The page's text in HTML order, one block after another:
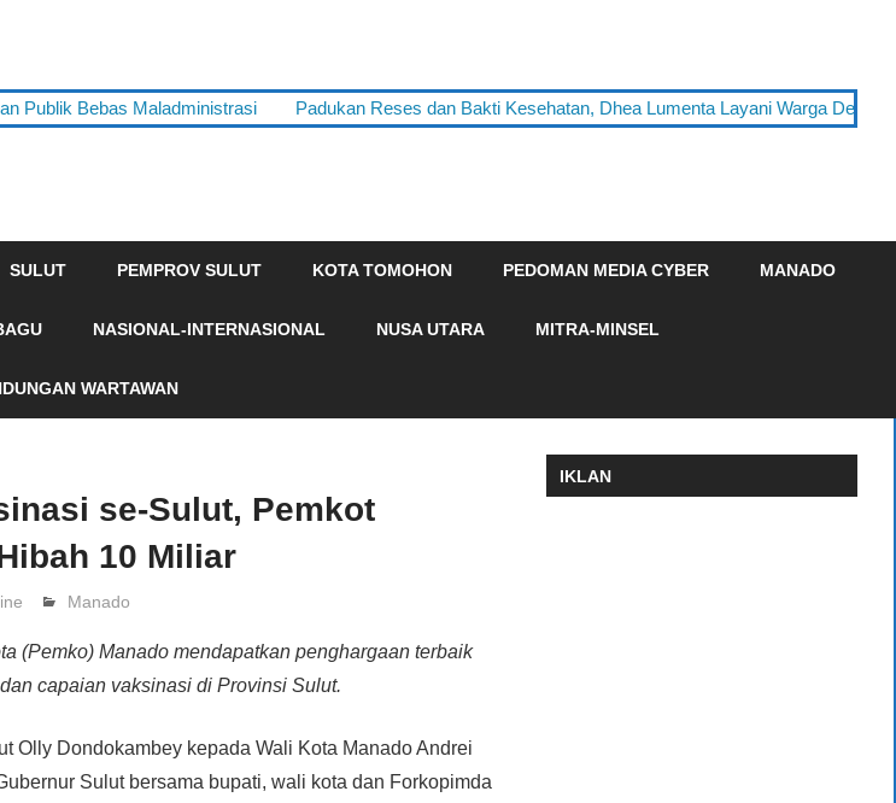
Publik Bebas Maladministrasi Padukan Reses dan Bakti Kesehatan, Dhea Lumenta Layani Warga Desa
SULUT PEMPROV SULUT KOTA TOMOHON PEDOMAN MEDIA CYBER MANADO
NASIONAL-INTERNASIONAL NUSA UTARA MITRA-MINSEL
WARTAWAN
se-Sulut, Pemkot
10 Miliar
Manado
(Pemko) Manado mendapatkan penghargaan terbaik
capaian vaksinasi di Provinsi Sulut.
Olly Dondokambey kepada Wali Kota Manado Andrei
Sulut bersama bupati, wali kota dan Forkopimda
IKLAN